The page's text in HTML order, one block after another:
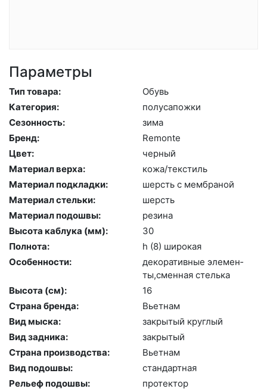
Параметры
Тип товара:
Обувь
Категория:
по­луса­пож­ки
Сезонность:
зи­ма
Бренд:
Re­mon­te
Цвет:
чер­ный
Материал верха:
ко­жа/текс­тиль
Материал подкладки:
шерсть с мемб­ра­ной
Материал стельки:
шерсть
Материал подошвы:
ре­зина
Высота каблука (мм):
30
Полнота:
h (8) ши­рокая
Особенности:
де­кора­тив­ные эле­мен­
ты,смен­ная стель­ка
Высота (cм):
16
Страна бренда:
Вь­ет­нам
Вид мыска:
зак­ры­тый круг­лый
Вид задника:
зак­ры­тый
Страна производства:
Вь­ет­нам
Вид подошвы:
стан­дарт­ная
Рельеф подошвы:
про­тек­тор